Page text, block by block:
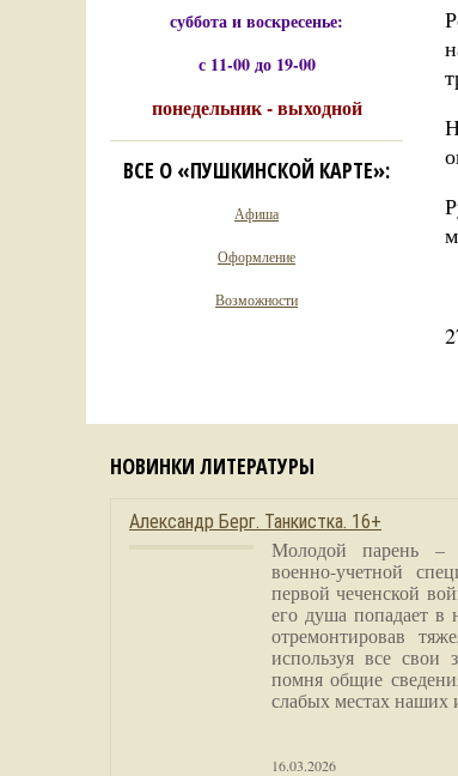
суббота и воскресенье:
с 11-00 до 19-00
понедельник - выходной
ВСЕ О «ПУШКИНСКОЙ КАРТЕ»:
Афиша
Оформление
Возможности
НОВИНКИ ЛИТЕРАТУРЫ
Александр Берг. Танкистка. 16+
Молодой парень –
военно-учетной
первой чеченской
его душа попадает в
отремонтировав
используя все свои
помня общие
слабых местах наших
16.03.2026